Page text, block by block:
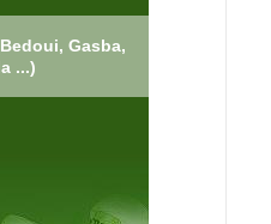
Gasba,
...)